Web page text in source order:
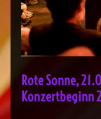
Rote Sonne,
Konzertbeginn